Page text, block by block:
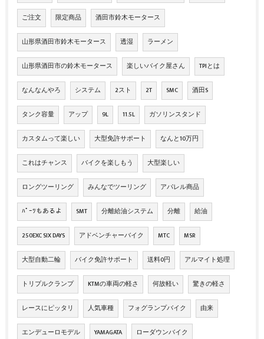
ご注文 限定商品 酒田市鈴木モータース
山形県酒田市鈴木モータース 透湿 ラーメン
山形県酒田市の鈴木モータース 楽しいバイク屋さん TPIとは
なんなんやろ システム 2スト 2T SMC 酒田S
タンク容量 アップ 9L 11.5L ガソリンスタンド
カスタムって楽しい 大型免許サポート なんと10万円
これはチャンス バイクを楽しもう 大型楽しい
ロングツーリング みんなでツーリング アパレル商品
ﾊﾟｰﾂもあるよ SMT 分離給油システム 分離 給油
250EXC SIX DAYS アドベンチャーバイク MTC MSR
大型自動二輪 バイク免許サポート 送料0円 アルマイト処理
トリプルクランプ KTMの車両の軽さ 何故軽い 驚きの軽さ
レースにピッタリ 人気車種 フォグランプバイク 由来
エンデューロモデル YAMAGATA ローダウンバイク